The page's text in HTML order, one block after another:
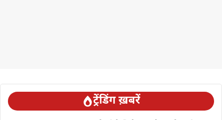
ट्रेंडिंग ख़बरें